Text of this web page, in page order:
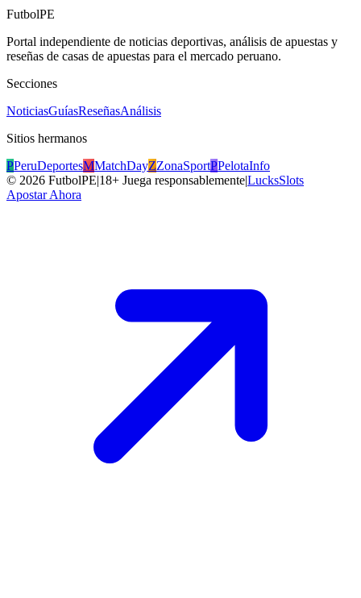
FutbolPE
Portal independiente de noticias deportivas, análisis de apuestas y
reseñas de casas de apuestas para el mercado peruano.
Secciones
NoticiasGuíasReseñasAnálisis
Sitios hermanos
PPeruDeportesMMatchDayZZonaSportPPelotaInfo
© 2026 FutbolPE|18+ Juega responsablemente|LucksSlots
Apostar Ahora